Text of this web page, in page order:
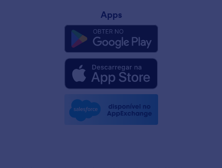
Apps